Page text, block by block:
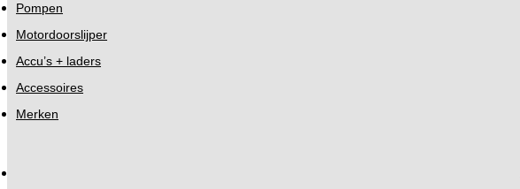
Pompen
Motordoorslijper
Accu’s + laders
Accessoires
Merken